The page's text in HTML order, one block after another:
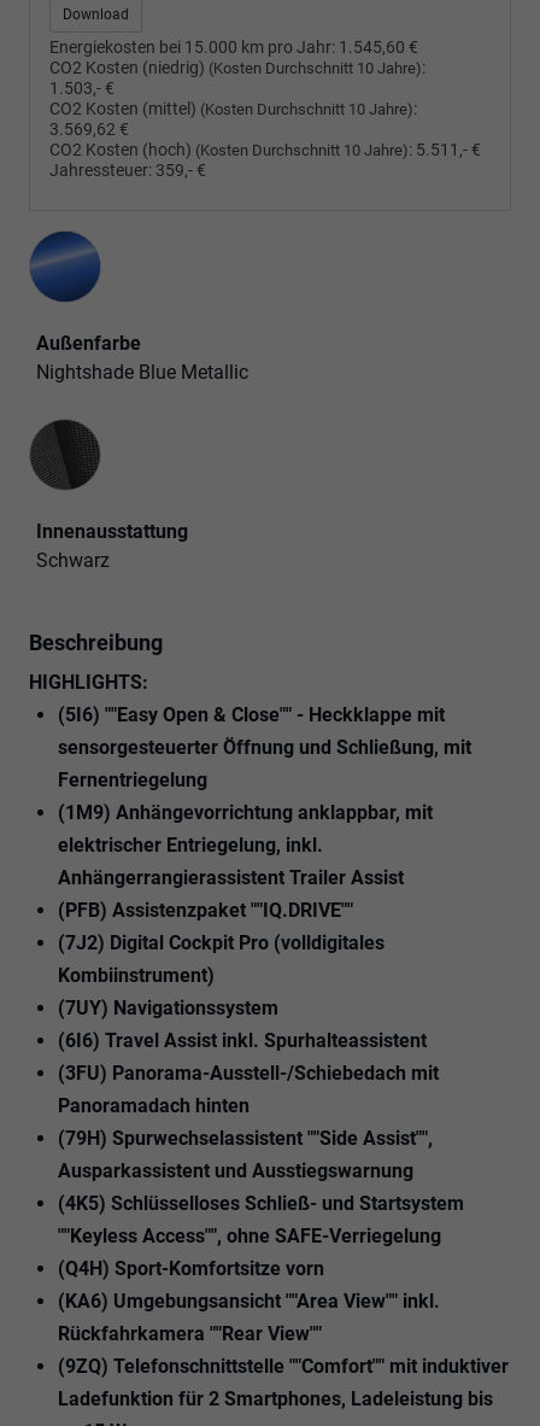
Download
Energiekosten bei 15.000 km pro Jahr: 1.545,60 €
CO2 Kosten (niedrig) (Kosten Durchschnitt 10 Jahre):
1.503,- €
CO2 Kosten (mittel) (Kosten Durchschnitt 10 Jahre):
3.569,62 €
CO2 Kosten (hoch) (Kosten Durchschnitt 10 Jahre): 5.511,- €
Jahressteuer: 359,- €
Außenfarbe
Nightshade Blue Metallic
Innenausstattung
Innenausstattung
Schwarz
Beschreibung
HIGHLIGHTS:
(5I6) ""Easy Open & Close"" - Heckklappe mit
sensorgesteuerter Öffnung und Schließung, mit
Fernentriegelung
(1M9) Anhängevorrichtung anklappbar, mit
elektrischer Entriegelung, inkl.
Anhängerrangierassistent Trailer Assist
(PFB) Assistenzpaket ""IQ.DRIVE""
(7J2) Digital Cockpit Pro (volldigitales
Kombiinstrument)
(7UY) Navigationssystem
(6I6) Travel Assist inkl. Spurhalteassistent
(3FU) Panorama-Ausstell-/Schiebedach mit
Panoramadach hinten
(79H) Spurwechselassistent ""Side Assist"",
Ausparkassistent und Ausstiegswarnung
(4K5) Schlüsselloses Schließ- und Startsystem
""Keyless Access"", ohne SAFE-Verriegelung
(Q4H) Sport-Komfortsitze vorn
(KA6) Umgebungsansicht ""Area View"" inkl.
Rückfahrkamera ""Rear View""
(9ZQ) Telefonschnittstelle ""Comfort"" mit induktiver
Ladefunktion für 2 Smartphones, Ladeleistung bis